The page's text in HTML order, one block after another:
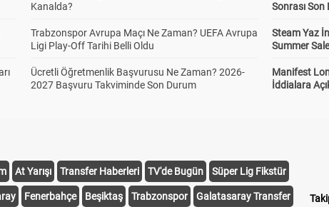
Kanalda?
Trabzonspor Avrupa Maçı Ne Zaman? UEFA Avrupa
Ligi Play-Off Tarihi Belli Oldu
Ücretli Öğretmenlik Başvurusu Ne Zaman? 2026-
2027 Başvuru Takviminde Son Durum
Sonrası Son
Steam Yaz
Summer
Manifest
İddialara
At Yarışı Transfer Haberleri TV'de Bugün Süper Lig Fikstür
Fenerbahçe Beşiktaş Trabzonspor Galatasaray Transfer